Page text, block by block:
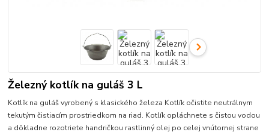
Železný kotlík na guláš 3 L
Kotlík na guláš vyrobený s klasického železa Kotlík očistite neutrálnym
tekutým čistiacím prostriedkom na riad. Kotlík opláchnete s čistou vodou
a dôkladne rozotriete handričkou rastlinný olej po celej vnútornej strane